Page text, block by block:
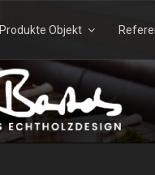
Produkte Objekt
nach: